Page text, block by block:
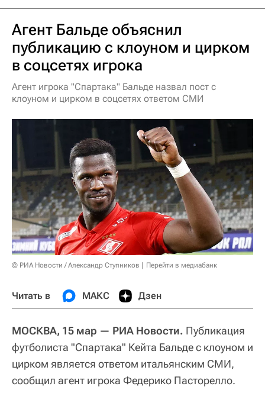
Агент Бальде объяснил
публикацию с клоуном и цирком
в соцсетях игрока
Агент игрока "Спартака" Бальде назвал пост с
клоуном и цирком в соцсетях ответом СМИ
© РИА Новости / Александр Ступников Перейти в медиабанк
Читать в МАКС Дзен
МОСКВА, 15 мар — РИА Новости. Публикация
футболиста "Спартака" Кейта Бальде с клоуном и
цирком является ответом итальянским СМИ,
сообщил агент игрока Федерико Пасторелло.